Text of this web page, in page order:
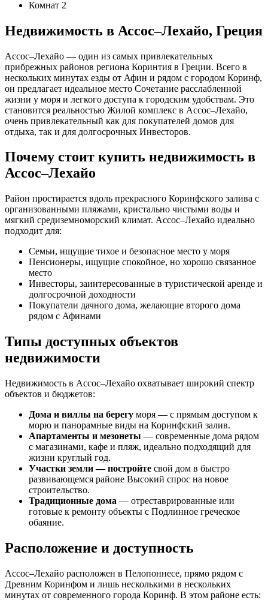
Комнат 2
Недвижимость в Ассос–Лехайо, Греция
Ассос–Лехайо — один из самых привлекательных
прибрежных районов региона Коринтия в Греции. Всего в
нескольких минутах езды от Афин и рядом с городом Коринф,
он предлагает идеальное место Сочетание расслабленной
жизни у моря и легкого доступа к городским удобствам. Это
становится реальностью Жилой комплекс в Ассос–Лехайо,
очень привлекательный как для покупателей домов для
отдыха, так и для долгосрочных Инвесторов.
Почему стоит купить недвижимость в
Ассос–Лехайо
Район простирается вдоль прекрасного Коринфского залива с
организованными пляжами, кристально чистыми воды и
мягкий средиземноморский климат. Ассос–Лехайо идеально
подходит для:
Семьи, ищущие тихое и безопасное место у моря
Пенсионеры, ищущие спокойное, но хорошо связанное
место
Инвесторы, заинтересованные в туристической аренде и
долгосрочной доходности
Покупатели дачного дома, желающие второго дома
рядом с Афинами
Типы доступных объектов
недвижимости
Недвижимость в Ассос–Лехайо охватывает широкий спектр
объектов и бюджетов:
Дома и виллы на берегу моря — с прямым доступом к
морю и панорамные виды на Коринфский залив.
Апартаменты и мезонеты — современные дома рядом
с магазинами, кафе и пляж, идеально подходящий для
жизни круглый год.
Участки земли — постройте свой дом в быстро
развивающемся районе Высокий спрос на новое
строительство.
Традиционные дома — отреставрированные или
готовые к ремонту объекты с Подлинное греческое
обаяние.
Расположение и доступность
Ассос–Лехайо расположен в Пелопоннесе, прямо рядом с
Древним Коринфом и лишь несколькими в нескольких
минутах от современного города Коринф. В этом районе есть: